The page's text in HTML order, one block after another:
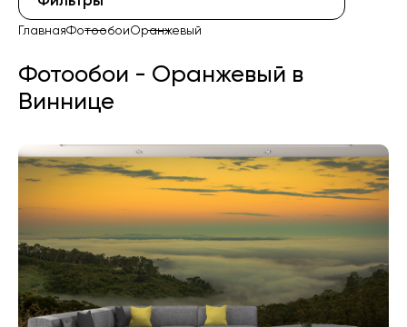
ГлавнаяФотообоиОранжевый
Фотообои - Оранжевый в
Виннице